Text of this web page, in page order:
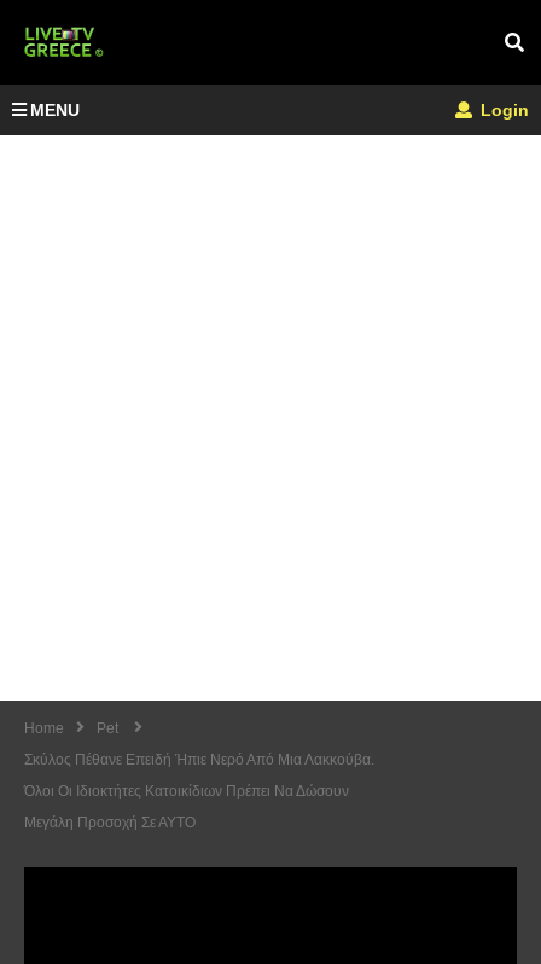
MENU Login
Home
Pet
Σκύλος Πέθανε Επειδή Ήπιε Νερό Από Μια Λακκούβα.
Όλοι Οι Ιδιοκτήτες Κατοικίδιων Πρέπει Να Δώσουν
Μεγάλη Προσοχή Σε ΑΥΤΟ